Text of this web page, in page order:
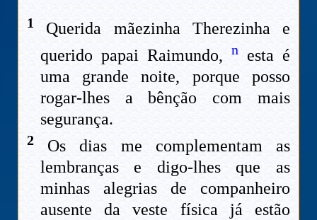
1
Querida mãezinha Therezinha e
querido papai Raimundo, nesta é
uma grande noite, porque posso
rogar-lhes a bênção com mais
segurança.
2 Os dias me complementam as
lembranças e digo-lhes que as
minhas alegrias de companheiro
ausente da veste física já estão